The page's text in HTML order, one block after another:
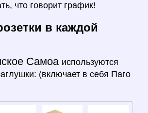
что говорит график!
в каждой
Самоа используются
(включает в себя Паго